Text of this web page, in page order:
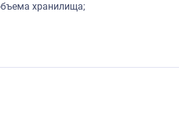
хранилища;